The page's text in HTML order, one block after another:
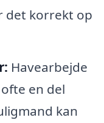
det korrekt op
Havearbejde
en del
kan